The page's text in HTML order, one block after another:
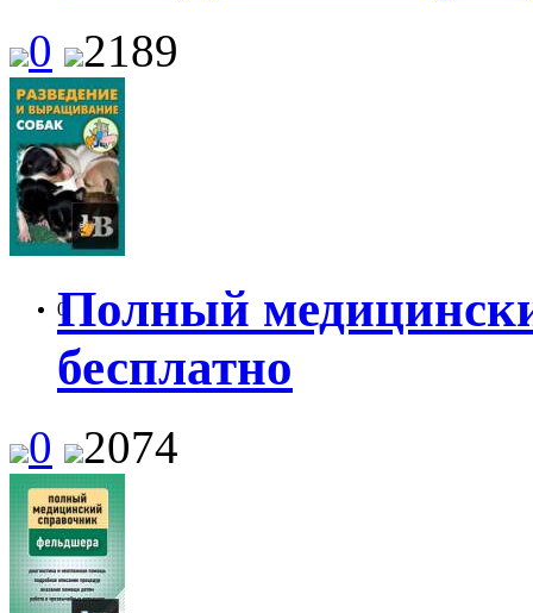
0 2189
0
Полный
бесплатно
0 2074